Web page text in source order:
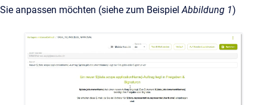
Sie anpassen möchten (siehe zum BeispielAbbildung 1)